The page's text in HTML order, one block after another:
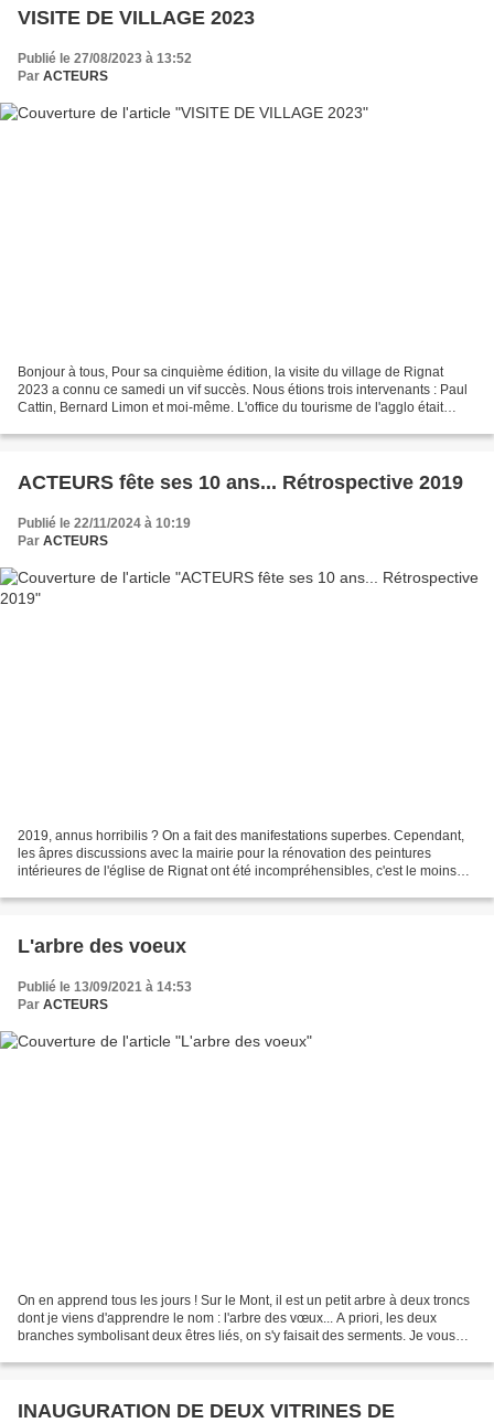
VISITE DE VILLAGE 2023
Publié le 27/08/2023 à 13:52
Par ACTEURS
Bonjour à tous, Pour sa cinquième édition, la visite du village de Rignat
2023 a connu ce samedi un vif succès. Nous étions trois intervenants : Paul
Cattin, Bernard Limon et moi-même. L'office du tourisme de l'agglo était
ACTEURS fête ses 10 ans... Rétrospective 2019
Publié le 22/11/2024 à 10:19
Par ACTEURS
2019, annus horribilis ? On a fait des manifestations superbes. Cependant,
les âpres discussions avec la mairie pour la rénovation des peintures
intérieures de l'église de Rignat ont été incompréhensibles, c'est le moins
L'arbre des voeux
Publié le 13/09/2021 à 14:53
Par ACTEURS
On en apprend tous les jours ! Sur le Mont, il est un petit arbre à deux troncs
dont je viens d'apprendre le nom : l'arbre des vœux... A priori, les deux
branches symbolisant deux êtres liés, on s'y faisait des serments. Je vous
INAUGURATION DE DEUX VITRINES DE